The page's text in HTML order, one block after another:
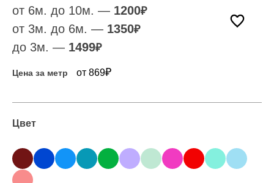
от 6м. до 10м. — 1200₽
от 3м. до 6м. — 1350₽
до 3м. — 1499₽
Цена за метр от 869₽
Цвет